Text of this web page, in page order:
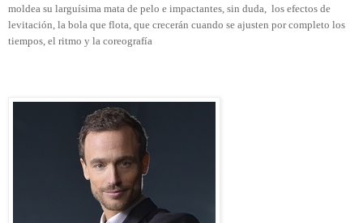
moldea su larguísima mata de pelo e impactantes, sin duda, los efectos de
levitación, la bola que flota, que crecerán cuando se ajusten por completo los
tiempos, el ritmo y la coreografía